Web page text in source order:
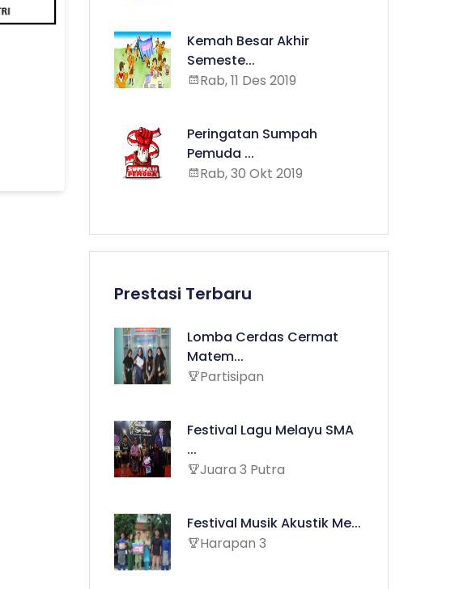
Kemah Besar Akhir
Semeste...
Rab, 11 Des 2019
Peringatan Sumpah
Pemuda ...
Rab, 30 Okt 2019
Prestasi Terbaru
Lomba Cerdas Cermat
Matem...
Partisipan
Festival Lagu Melayu SMA
...
Juara 3 Putra
Festival Musik Akustik Me...
Harapan 3